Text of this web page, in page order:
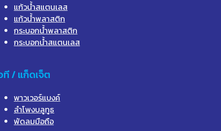
แก้วน้ำสแตนเลส
แก้วน้ำพลาสติก
กระบอกน้ำพลาสติก
กระบอกน้ำสแตนเลส
ที / แก็ดเจ็ต
พาวเวอร์แบงค์
ลำโพงบลูทูธ
พัดลมมือถือ